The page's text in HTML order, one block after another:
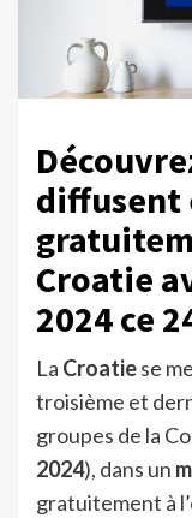
diffusent
Croatie
2024 ce
La Croatiese
troisième et
groupes de la
2024), dans un
gratuitement à